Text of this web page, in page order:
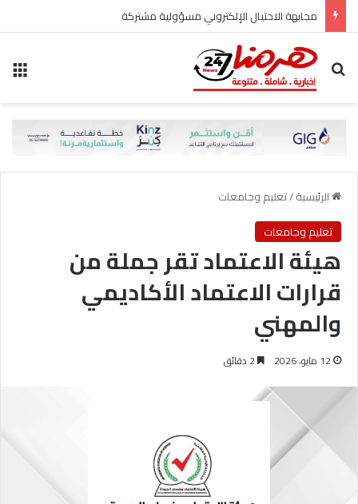
مجابهة الاحتيال الإلكتروني مسؤولية مشتركة
بحث عن
الرئيسية/تعليم وجامعات
تعليم وجامعات
هيئة الاعتماد تقر جملة من
قرارات الاعتماد الأكاديمي
والمهني
12 مايو، 2026